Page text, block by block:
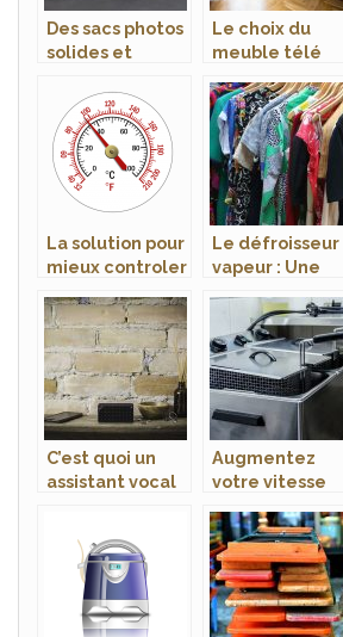
Des sacs photos
solides et
comme vous les
aimez!
Le choix du
meuble télé
La solution pour
mieux controler
Le défroisseur
vapeur : Une
adéquat pour
vos vêtements
C’est quoi un
assistant vocal
Augmentez
votre vitesse
avec une
friteuse
électrique